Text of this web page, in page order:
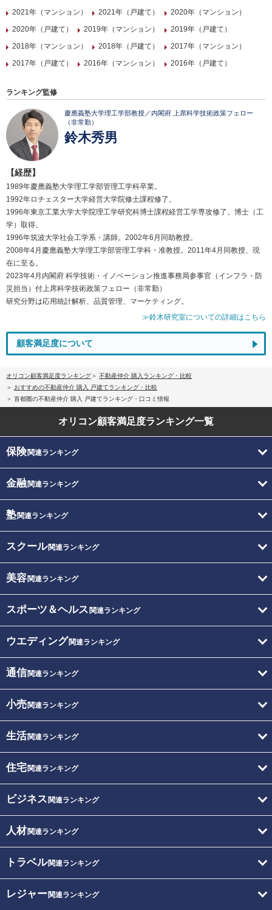
2021年（マンション）
2021年（戸建て）
2020年（マンション）
2020年（戸建て）
2019年（マンション）
2019年（戸建て）
2018年（マンション）
2018年（戸建て）
2017年（マンション）
2017年（戸建て）
2016年（マンション） 2016年（戸建て）
ランキング監修
慶應義塾大学理工学部教授／内閣府 上席科学技術政策フェロー
（非常勤）
鈴木秀男
【経歴】
1989年慶應義塾大学理工学部管理工学科卒業。
1992年ロチェスター大学経営大学院修士課程修了。
1996年東京工業大学大学院理工学研究科博士課程経営工学専攻修了。博士（工
学）取得。
1996年筑波大学社会工学系・講師。2002年6月同助教授。
2008年4月慶應義塾大学理工学部管理工学科・准教授。2011年4月同教授、現
在に至る。
2023年4月内閣府 科学技術・イノベーション推進事務局参事官（インフラ・防
災担当）付上席科学技術政策フェロー（非常勤）
研究分野は応用統計解析、品質管理、マーケティング。
≫鈴木研究室についての詳細はこちら
顧客満足度について
オリコン顧客満足度ランキング
不動産仲介 購入ランキング・比較
おすすめの不動産仲介 購入 戸建てランキング・比較
首都圏の不動産仲介 購入 戸建てランキング・口コミ情報
オリコン顧客満足度ランキング一覧
保険関連ランキング
金融関連ランキング
塾関連ランキング
スクール関連ランキング
美容関連ランキング
スポーツ＆ヘルス 関連ランキング
ウエディング関連ランキング
通信関連ランキング
小売関連ランキング
生活関連ランキング
住宅関連ランキング
ビジネス 関連ランキング
人材関連ランキング
トラベル関連ランキング
レジャー関連ランキング